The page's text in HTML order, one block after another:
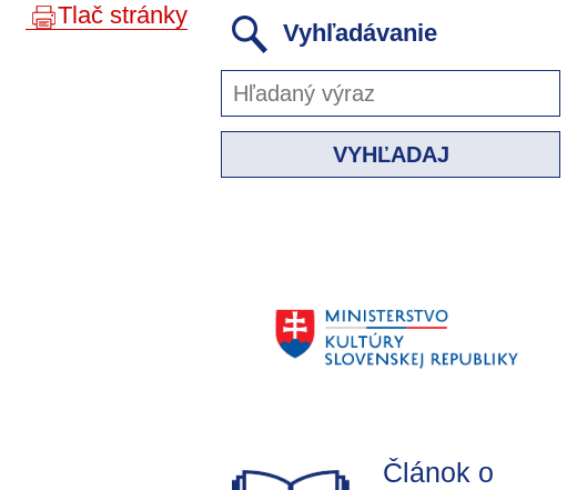
Tlač stránky
Vyhľadávanie
VYHĽADAJ
Článok o